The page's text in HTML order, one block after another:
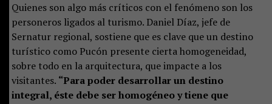
Quienes son algo más críticos con el fenómeno son los
personeros ligados al turismo. Daniel Díaz, jefe de
Sernatur regional, sostiene que es clave que un destino
turístico como Pucón presente cierta homogeneidad,
sobre todo en la arquitectura, que impacte a los
visitantes. “Para poder desarrollar un destino
integral, éste debe ser homogéneo y tiene que